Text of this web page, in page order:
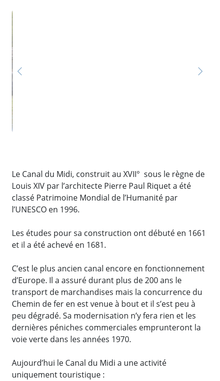
Previous Next
Le Canal du Midi, construit au XVII° sous le règne de
Louis XIV par l’architecte Pierre Paul Riquet a été
classé Patrimoine Mondial de l’Humanité par
l’UNESCO en 1996.
Les études pour sa construction ont débuté en 1661
et il a été achevé en 1681.
C’est le plus ancien canal encore en fonctionnement
d’Europe. Il a assuré durant plus de 200 ans le
transport de marchandises mais la concurrence du
Chemin de fer en est venue à bout et il s’est peu à
peu dégradé. Sa modernisation n’y fera rien et les
dernières péniches commerciales emprunteront la
voie verte dans les années 1970.
Aujourd’hui le Canal du Midi a une activité
uniquement touristique :